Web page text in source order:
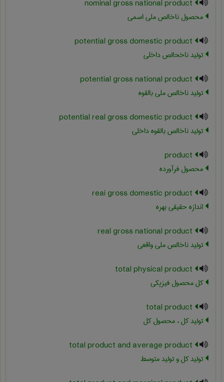
محصول ناخالص ملی اسمی
تولید ناخحالص داخلی
تولید ناخالص ملی بالقوه
تولید ناخالص بالقوه داخلی
محصول فرآورده
اندازه حقیقی بهره
تولید ناخالص ملی واقعی
کل محصول فیزیکی
تولید کل ، محصول کل
تولید کل و تولید متوسط